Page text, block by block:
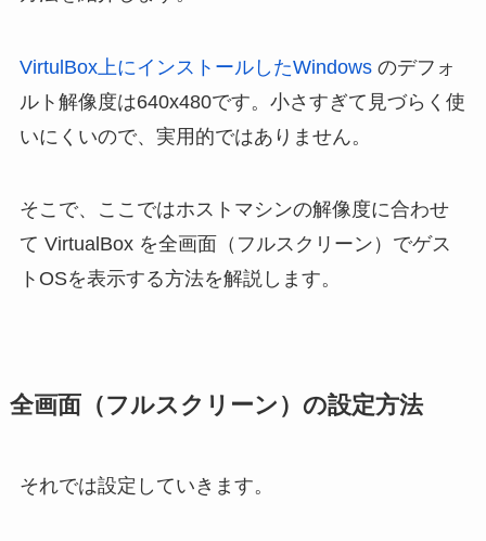
VirtulBox上にインストールしたWindowsのデフォ
ルト解像度は640x480です。小さすぎて見づらく使
いにくいので、実用的ではありません。
そこで、ここではホストマシンの解像度に合わせ
て VirtualBox を全画面（フルスクリーン）でゲス
トOSを表示する方法を解説します。
全画面（フルスクリーン）の設定方法
それでは設定していきます。